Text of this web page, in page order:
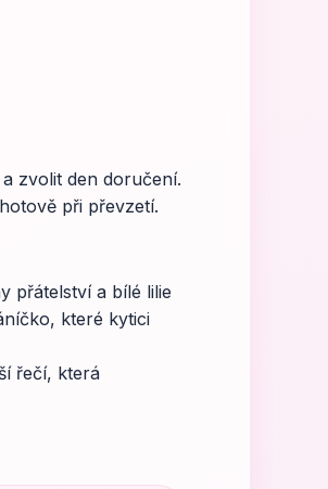
zvolit den doručení.
při převzetí.
přátelství a bílé lilie
které kytici
řečí, která